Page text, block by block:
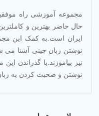
حال حاضر بهترین و
ایران است.به کمک این
نوشتن زبان چینی آشنا می
نیز بیاموزند.با گذراندن
نوشتن و صحبت کردن به زبان